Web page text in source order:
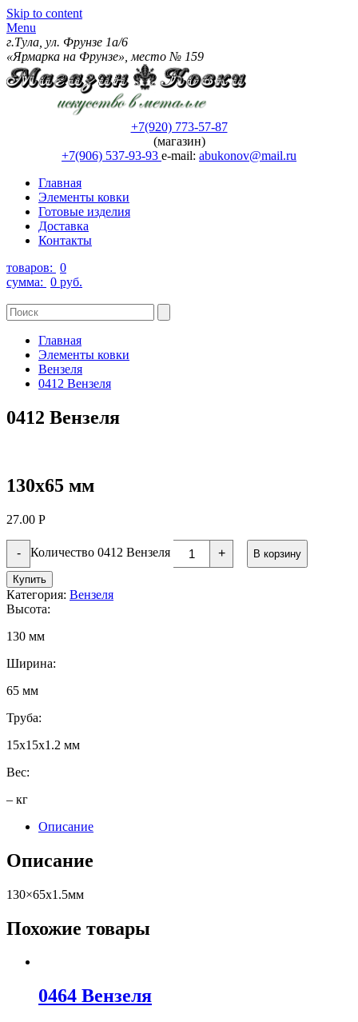
Skip to content
Menu
г.Тула, ул. Фрунзе 1а/6
«Ярмарка на Фрунзе», место № 159
+7(920) 773-57-87
(магазин)
+7(906) 537-93-93 e-mail: abukonov@mail.ru
Главная
Элементы ковки
Готовые изделия
Доставка
Контакты
товаров: 0
сумма: 0 руб.
Главная
Элементы ковки
Вензеля
0412 Вензеля
0412 Вензеля
130х65 мм
27.00 Р
- Количество 0412 Вензеля + В корзину
Купить
Категория: Вензеля
Высота:
130 мм
Ширина:
65 мм
Труба:
15х15х1.2 мм
Вес:
– кг
Описание
Описание
130×65х1.5мм
Похожие товары
0464 Вензеля